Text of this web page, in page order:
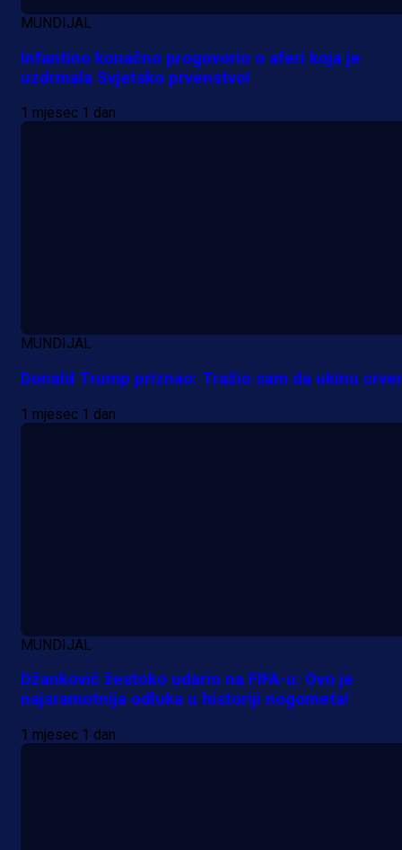
MUNDIJAL
Infantino konačno progovorio o aferi koja je
uzdrmala Svjetsko prvenstvo!
1 mjesec 1 dan
MUNDIJAL
Donald Trump priznao: Tražio sam da ukinu
1 mjesec 1 dan
MUNDIJAL
Džanković žestoko udario na FIFA-u: Ovo je
najsramotnija odluka u historiji nogometa!
1 mjesec 1 dan